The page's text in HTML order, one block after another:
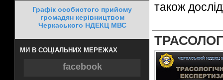
Графік особистого прийому
громадян керівництвом
Черкаського НДЕКЦ МВС
МИ В СОЦІАЛЬНИХ МЕРЕЖАХ
facebook
також